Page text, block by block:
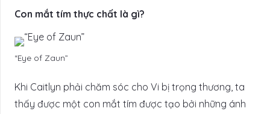
Con mắt tím thực chất là gì?
“Eye of Zaun”
Khi Caitlyn phải chăm sóc cho Vi bị trọng thương, ta
thấy được một con mắt tím được tạo bởi những ánh